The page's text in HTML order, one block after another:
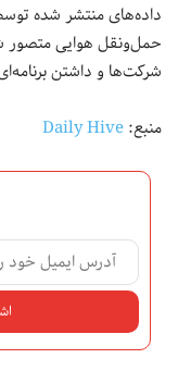
حمل‌ونقل هوایی متصور
شرکت‌ها و داشتن
منبع:Daily Hive